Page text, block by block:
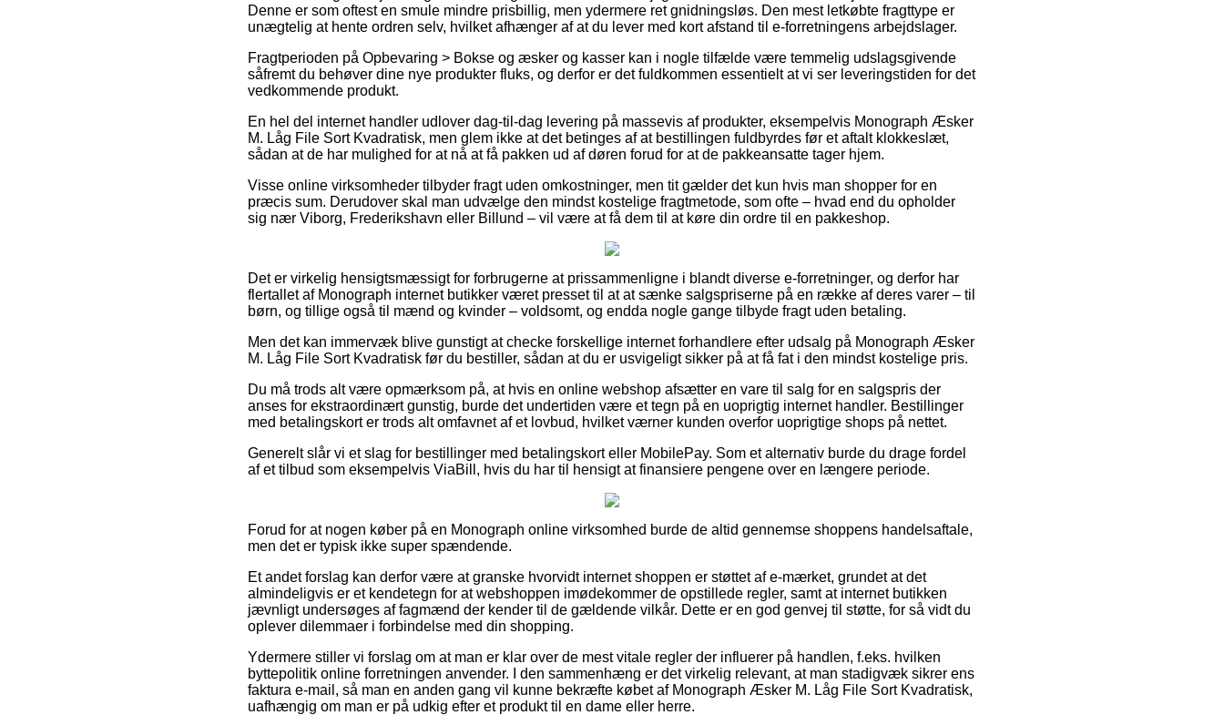
Denne er som oftest en smule mindre prisbillig, men ydermere ret gnidningsløs. Den mest letkøbte fragttype er
unægtelig at hente ordren selv, hvilket afhænger af at du lever med kort afstand til e-forretningens arbejdslager.
Fragtperioden på Opbevaring > Bokse og æsker og kasser kan i nogle tilfælde være temmelig udslagsgivende
såfremt du behøver dine nye produkter fluks, og derfor er det fuldkommen essentielt at vi ser leveringstiden for det
vedkommende produkt.
En hel del internet handler udlover dag-til-dag levering på massevis af produkter, eksempelvis Monograph Æsker
M. Låg File Sort Kvadratisk, men glem ikke at det betinges af at bestillingen fuldbyrdes før et aftalt klokkeslæt,
sådan at de har mulighed for at nå at få pakken ud af døren forud for at de pakkeansatte tager hjem.
Visse online virksomheder tilbyder fragt uden omkostninger, men tit gælder det kun hvis man shopper for en
præcis sum. Derudover skal man udvælge den mindst kostelige fragtmetode, som ofte – hvad end du opholder
sig nær Viborg, Frederikshavn eller Billund – vil være at få dem til at køre din ordre til en pakkeshop.
Det er virkelig hensigtsmæssigt for forbrugerne at prissammenligne i blandt diverse e-forretninger, og derfor har
flertallet af Monograph internet butikker været presset til at at sænke salgspriserne på en række af deres varer – til
børn, og tillige også til mænd og kvinder – voldsomt, og endda nogle gange tilbyde fragt uden betaling.
Men det kan immervæk blive gunstigt at checke forskellige internet forhandlere efter udsalg på Monograph Æsker
M. Låg File Sort Kvadratisk før du bestiller, sådan at du er usvigeligt sikker på at få fat i den mindst kostelige pris.
Du må trods alt være opmærksom på, at hvis en online webshop afsætter en vare til salg for en salgspris der
anses for ekstraordinært gunstig, burde det undertiden være et tegn på en uoprigtig internet handler. Bestillinger
med betalingskort er trods alt omfavnet af et lovbud, hvilket værner kunden overfor uoprigtige shops på nettet.
Generelt slår vi et slag for bestillinger med betalingskort eller MobilePay. Som et alternativ burde du drage fordel
af et tilbud som eksempelvis ViaBill, hvis du har til hensigt at finansiere pengene over en længere periode.
Forud for at nogen køber på en Monograph online virksomhed burde de altid gennemse shoppens handelsaftale,
men det er typisk ikke super spændende.
Et andet forslag kan derfor være at granske hvorvidt internet shoppen er støttet af e-mærket, grundet at det
almindeligvis er et kendetegn for at webshoppen imødekommer de opstillede regler, samt at internet butikken
jævnligt undersøges af fagmænd der kender til de gældende vilkår. Dette er en god genvej til støtte, for så vidt du
oplever dilemmaer i forbindelse med din shopping.
Ydermere stiller vi forslag om at man er klar over de mest vitale regler der influerer på handlen, f.eks. hvilken
byttepolitik online forretningen anvender. I den sammenhæng er det virkelig relevant, at man stadigvæk sikrer ens
faktura e-mail, så man en anden gang vil kunne bekræfte købet af Monograph Æsker M. Låg File Sort Kvadratisk,
uafhængig om man er på udkig efter et produkt til en dame eller herre.